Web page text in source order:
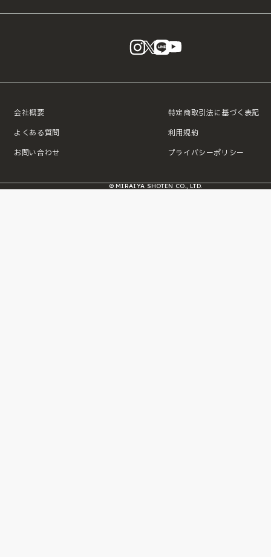
instagram
X LINE
会社概要
よくある質問
お問い合わせ
特定商取引法に基づく表記
利用規約
プライバシーポリシー
© MIRAIYA SHOTEN CO., LTD.